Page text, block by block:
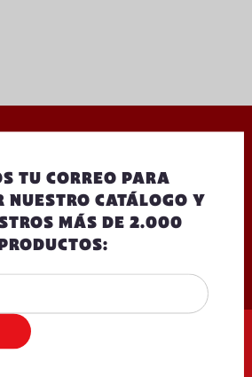
TU CORREO PARA
NUESTRO CATÁLOGO Y
MÁS DE 2.000